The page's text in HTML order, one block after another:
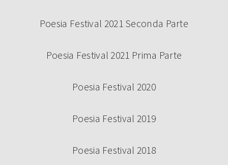
Poesia Festival 2021 Seconda Parte
Poesia Festival 2021 Prima Parte
Poesia Festival 2020
Poesia Festival 2019
Poesia Festival 2018